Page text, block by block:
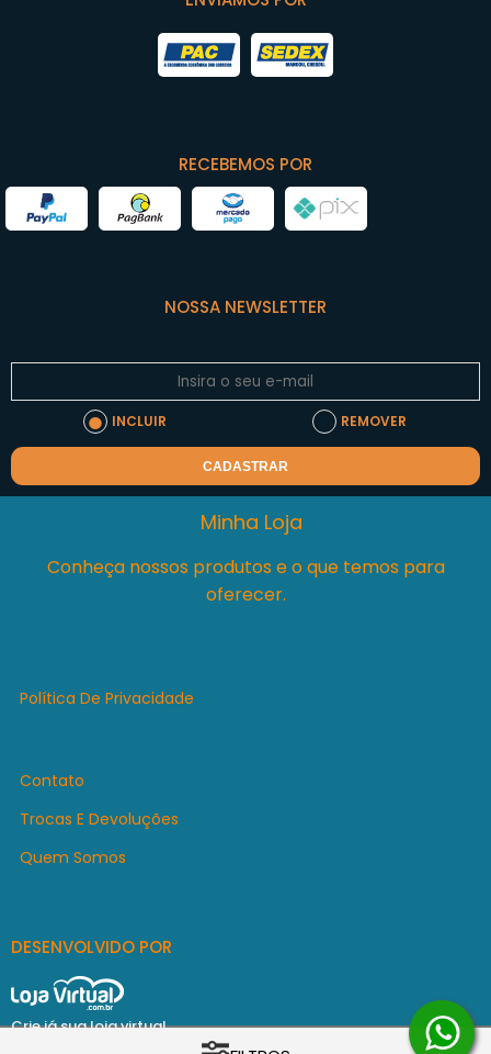
RECEBEMOS POR
NOSSA NEWSLETTER
INCLUIR REMOVER
CADASTRAR
Minha Loja
Conheça nossos produtos e o que temos para
oferecer.
Política De Privacidade
Contato
Trocas E Devoluções
Quem Somos
DESENVOLVIDO POR
Crie já sua loja virtual
COPYRIGHT © Marcelozur Sports 2026 - 17.089.417/0001-75 - TODOS OS